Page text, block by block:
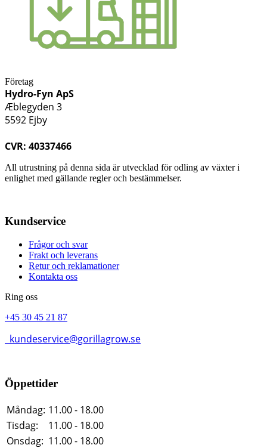
Företag
Hydro-Fyn ApS
Æblegyden 3
5592 Ejby
CVR: 40337466
All utrustning på denna sida är utvecklad för odling av växter i
enlighet med gällande regler och bestämmelser.
Kundservice
Frågor och svar
Frakt och leverans
Retur och reklamationer
Kontakta oss
Ring oss
+45 30 45 21 87
kundeservice@gorillagrow.se
Öppettider
Måndag: 11.00 - 18.00
Tisdag:
11.00 - 18.00
Onsdag: 11.00 - 18.00